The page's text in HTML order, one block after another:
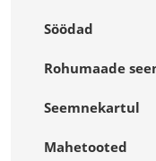
Söödad
Rohumaade
Seemnekartul
Mahetooted